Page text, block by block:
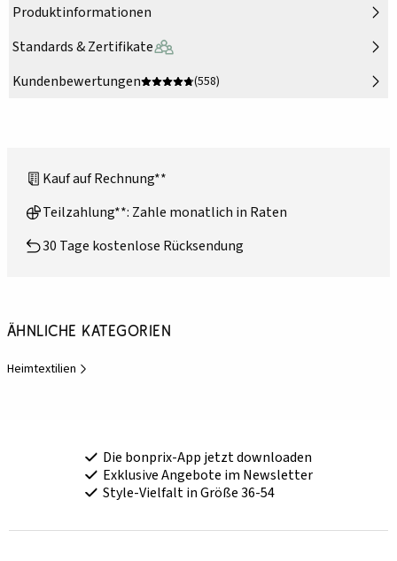
Produktinformationen
Standards & Zertifikate
Kundenbewertungen
(558)
Kauf auf Rechnung**
Teilzahlung**: Zahle monatlich in Raten
30 Tage kostenlose Rücksendung
Ähnliche Kategorien
Heimtextilien
Die bonprix-App jetzt downloaden
Exklusive Angebote im Newsletter
Style-Vielfalt in Größe 36-54